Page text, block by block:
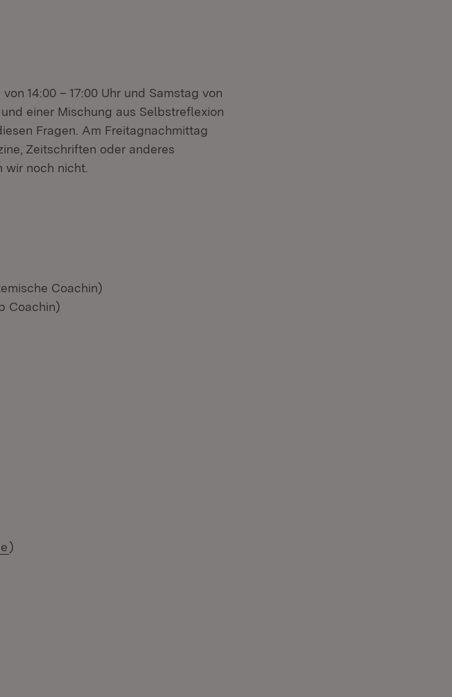
14:00 – 17:00 Uhr und Samstag von
einer Mischung aus Selbstreflexion
Fragen. Am Freitagnachmittag
Zeitschriften oder anderes
wir noch nicht.
Coachin)
Coachin)
)